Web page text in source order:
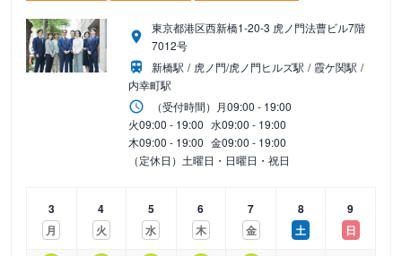
東京都港区西新橋1-20-3 虎ノ門法曹ビル7階
7012号
新橋駅
虎ノ門/虎ノ門ヒルズ駅
霞ケ関駅
内幸町駅
（受付時間） 月09:00 - 19:00
火09:00 - 19:00 水09:00 - 19:00
木09:00 - 19:00 金09:00 - 19:00
（定休日）土曜日・日曜日・祝日
3
月
4
火
5
水
6
木
7
金
8
土
9
日